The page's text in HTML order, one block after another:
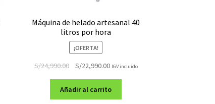
Máquina de helado artesanal 40
litros por hora
¡OFERTA!
S/24,990.00
original
era:
S/22,990.00El
actual
es:
IGV incluido
Añadir al carrito